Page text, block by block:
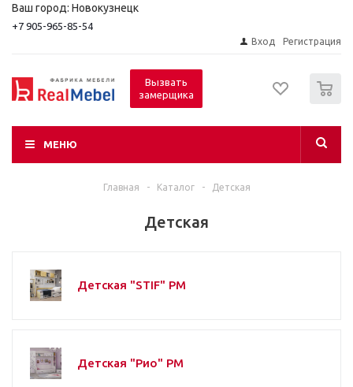
Ваш город: Новокузнецк
+7 905-965-85-54
Вход Регистрация
Вызвать
замерщика
МЕНЮ
Главная - Каталог - Детская
Детская
Детская "STIF" РМ
Детская "Рио" РМ